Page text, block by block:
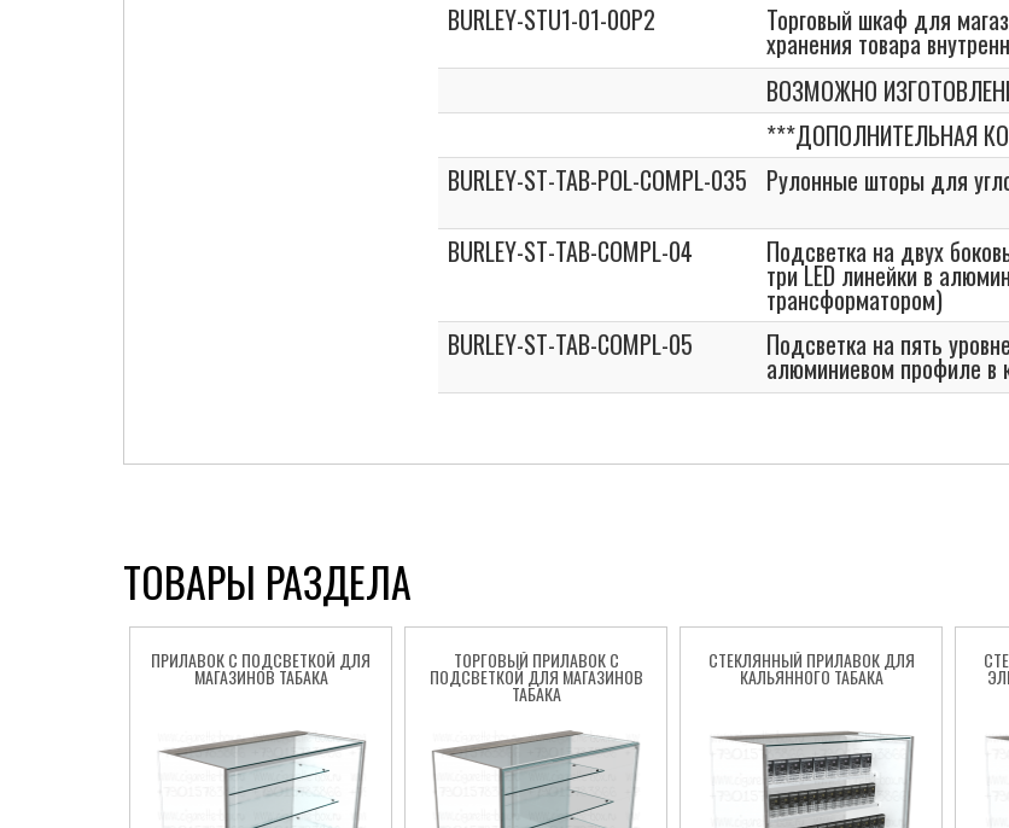
BURLEY-STU1-01-00P2
Торговый шкаф для
хранения товара
ВОЗМОЖНО
***ДОПОЛНИТЕЛЬНАЯ
BURLEY-ST-TAB-POL-COMPL-035 Рулонные шторы для
BURLEY-ST-TAB-COMPL-04
Подсветка на двух
три LED линейки в
трансформатором)
BURLEY-ST-TAB-COMPL-05 Подсветка на пять
алюминиевом профиле в
ТОВАРЫ РАЗДЕЛА
ПРИЛАВОК C ПОДСВЕТКОЙ ДЛЯ
МАГАЗИНОВ ТАБАКА
ТОРГОВЫЙ ПРИЛАВОК C
ПОДСВЕТКОЙ ДЛЯ МАГАЗИНОВ
ТАБАКА
СТЕКЛЯННЫЙ ПРИЛАВОК ДЛЯ
КАЛЬЯННОГО ТАБАКА